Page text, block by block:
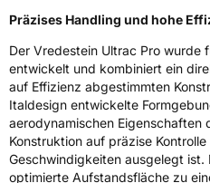
Rollgeräusch (dB)
3PMSF / Schneeflockensymbol
EPREL ID1823873
Allgemeine
Präzises Handling und hohe
Der Vredestein Ultrac Pro wurde
entwickelt und kombiniert ein
auf Effizienz abgestimmten
Italdesign entwickelte
aerodynamischen Eigenschaften
Konstruktion auf präzise
Geschwindigkeiten ausgelegt
optimierte Aufstandsfläche zu